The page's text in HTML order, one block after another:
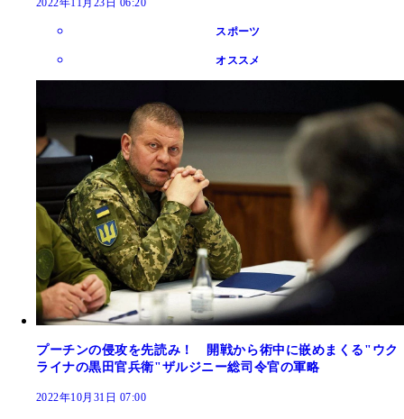
2022年11月23日 06:20
スポーツ
オススメ
プーチンの侵攻を先読み！ 開戦から術中に嵌めまくる"ウク
ライナの黒田官兵衛"ザルジニー総司令官の軍略
2022年10月31日 07:00